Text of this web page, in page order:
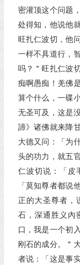
密灌顶这个问题
处得知，他说他
旺扎仁波切，他
一样不具道行，
吗？＂旺扎仁波
痴啊愚痴！羌佛
算个什么，一碟
无圣可及，这是
諦》诸佛就来降
大德又问：「为
头的功力，就五
仁波切说：「皮
「莫知尊者都说
正的大圣尊者，
石，深通胜义內
口，我是一个初
刚石的成分。＂
者说：「这是事